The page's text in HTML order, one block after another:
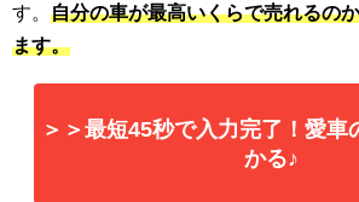
す。 自分の車が最高いくらで売れるの
ます。
＞＞最短45秒で入力完了！愛車
かる♪